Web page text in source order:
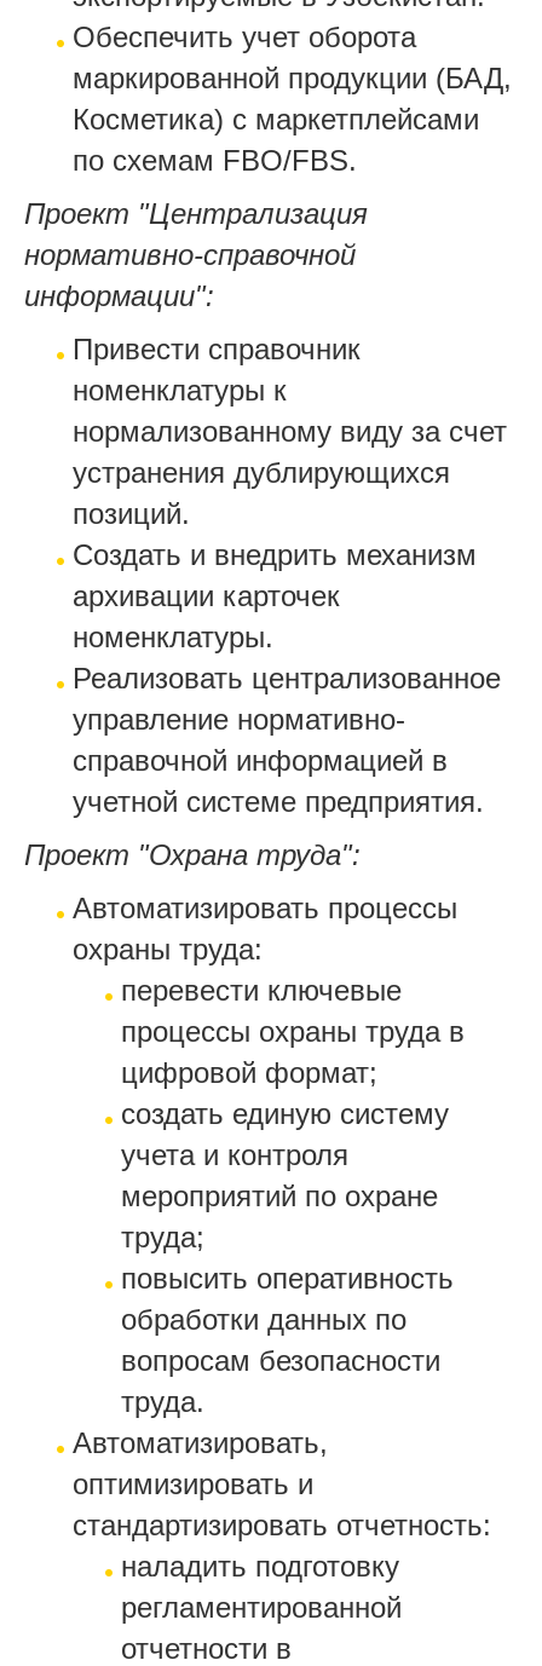
Обеспечить учет оборота
маркированной продукции (БАД,
Косметика) с маркетплейсами
по схемам FBO/FBS.
Проект "Централизация
нормативно-справочной
информации":
Привести справочник
номенклатуры к
нормализованному виду за счет
устранения дублирующихся
позиций.
Создать и внедрить механизм
архивации карточек
номенклатуры.
Реализовать централизованное
управление нормативно-
справочной информацией в
учетной системе предприятия.
Проект "Охрана труда":
Автоматизировать процессы
охраны труда:
перевести ключевые
процессы охраны труда в
цифровой формат;
создать единую систему
учета и контроля
мероприятий по охране
труда;
повысить оперативность
обработки данных по
вопросам безопасности
труда.
Автоматизировать,
оптимизировать и
стандартизировать отчетность:
наладить подготовку
регламентированной
отчетности в